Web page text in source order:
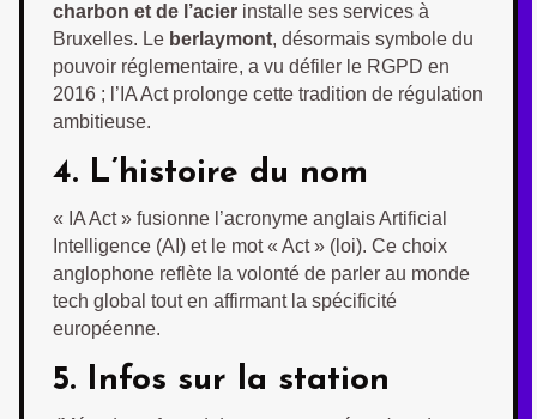
charbon et de l’acier installe ses services à
Bruxelles. Le berlaymont, désormais symbole du
pouvoir réglementaire, a vu défiler le RGPD en
2016 ; l’IA Act prolonge cette tradition de régulation
ambitieuse.
4. L’histoire du nom
« IA Act » fusionne l’acronyme anglais Artificial
Intelligence (AI) et le mot « Act » (loi). Ce choix
anglophone reflète la volonté de parler au monde
tech global tout en affirmant la spécificité
européenne.
5. Infos sur la station